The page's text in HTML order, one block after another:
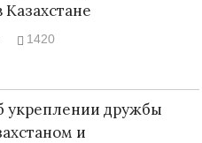
1420
укреплении дружбы
и